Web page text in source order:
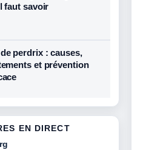
faut savoir
perdrix : causes,
et prévention
EN DIRECT